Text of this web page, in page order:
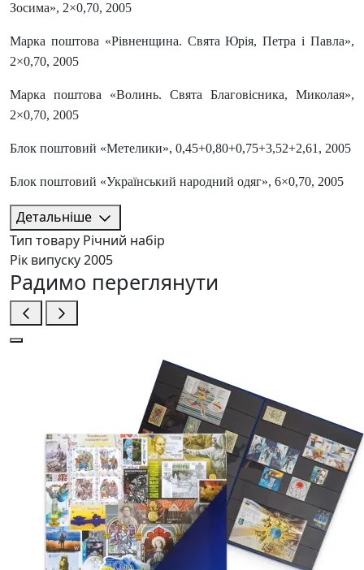
Зосима», 2×0,70, 2005
Марка поштова «Рівненщина. Свята Юрія, Петра і Павла»,
2×0,70, 2005
Марка поштова «Волинь. Свята Благовісника, Миколая»,
2×0,70, 2005
Блок поштовий «Метелики», 0,45+0,80+0,75+3,52+2,61, 2005
Блок поштовий «Український народний одяг», 6×0,70, 2005
Детальніше
Тип товару Річний набір
Рік випуску2005
Радимо переглянути